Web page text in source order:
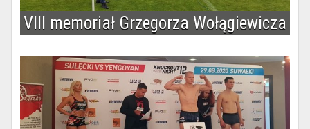
VIII memoriał Grzegorza Wołągiewicza